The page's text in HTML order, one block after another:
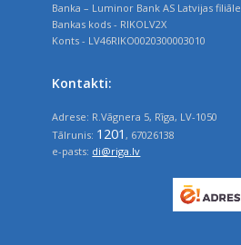
Banka – Luminor Bank AS Latvijas filiāle
Bankas kods - RIKOLV2X
Konts - LV46RIKO0020300003010
Kontakti:
Adrese: R.Vāgnera 5, Rīga, LV-1050
Tālrunis: 1201, 67026138
e-pasts: di@riga.lv